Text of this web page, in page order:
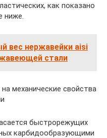
как показано
ниже.
вес нержавейки aisi
стали
механические свойства
быстрорежущих
карбидообразующими